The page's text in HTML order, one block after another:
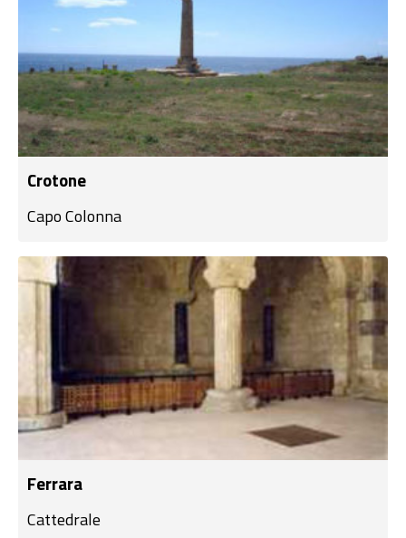
Crotone
Capo Colonna
Ferrara
Cattedrale